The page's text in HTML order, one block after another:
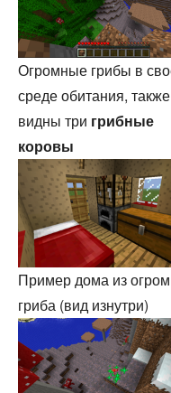
Огромные грибы в
среде обитания, также
видны три грибные
коровы
Пример дома из
гриба (вид изнутри)